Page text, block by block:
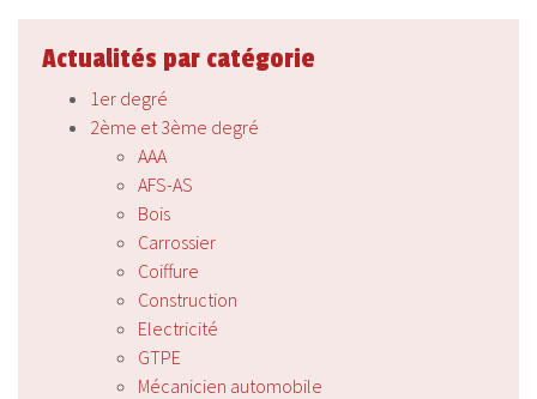
Actualités par catégorie
1er degré
2ème et 3ème degré
AAA
AFS-AS
Bois
Carrossier
Coiffure
Construction
Electricité
GTPE
Mécanicien automobile